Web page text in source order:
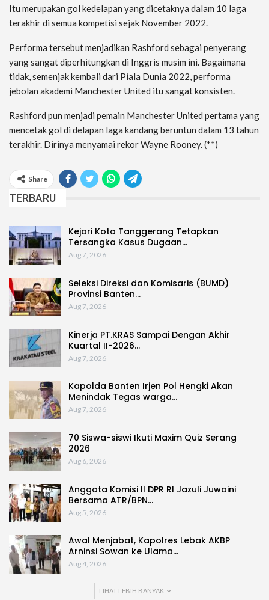
Itu merupakan gol kedelapan yang dicetaknya dalam 10 laga
terakhir di semua kompetisi sejak November 2022.
Performa tersebut menjadikan Rashford sebagai penyerang
yang sangat diperhitungkan di Inggris musim ini. Bagaimana
tidak, semenjak kembali dari Piala Dunia 2022, performa
jebolan akademi Manchester United itu sangat konsisten.
Rashford pun menjadi pemain Manchester United pertama yang
mencetak gol di delapan laga kandang beruntun dalam 13 tahun
terakhir. Dirinya menyamai rekor Wayne Rooney. (**)
Share
TERBARU
Kejari Kota Tanggerang Tetapkan
Tersangka Kasus Dugaan…
Aug 7, 2026
Seleksi Direksi dan Komisaris (BUMD)
Provinsi Banten…
Aug 7, 2026
Kinerja PT.KRAS Sampai Dengan Akhir
Kuartal II-2026…
Aug 7, 2026
Kapolda Banten Irjen Pol Hengki Akan
Menindak Tegas warga…
Aug 7, 2026
70 Siswa-siswi Ikuti Maxim Quiz Serang
2026
Aug 6, 2026
Anggota Komisi II DPR RI Jazuli Juwaini
Bersama ATR/BPN…
Aug 5, 2026
Awal Menjabat, Kapolres Lebak AKBP
Arninsi Sowan ke Ulama…
Aug 4, 2026
LIHAT LEBIH BANYAK